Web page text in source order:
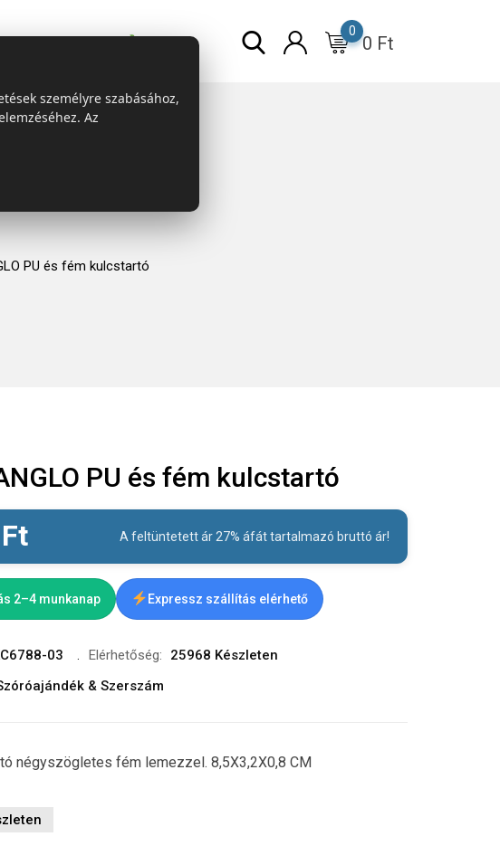
= Kedvező ár ESG 0 Ft
0
PU és fém kulcstartó
PU és fém kulcstartó
Ft A feltüntetett ár 27% áfát tartalmazó bruttó ár!
2–4 munkanap Expressz szállítás elérhető
03 Elérhetőség:
25968 Készleten
& Szerszám
négyszögletes fém lemezzel. 8,5X3,2X0,8 CM
személyre szabásához,
Az